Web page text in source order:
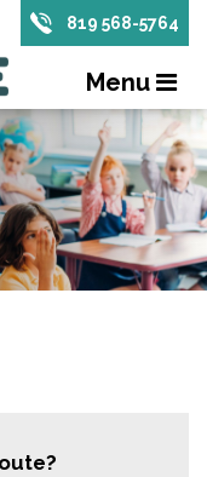
819 568-5764
Menu